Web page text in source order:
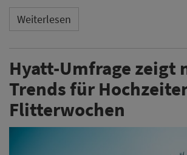
Weiterlesen
Hyatt-Umfrage zeigt
Trends für
Flitterwochen